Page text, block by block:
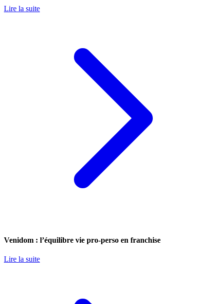
Lire la suite
Venidom : l’équilibre vie pro-perso en franchise
Lire la suite